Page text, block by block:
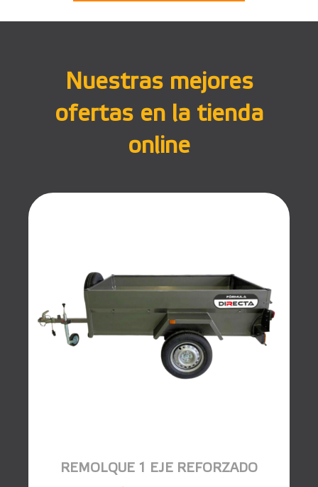
Nuestras mejores
ofertas en la tienda
online
REMOLQUE 1 EJE REFORZADO